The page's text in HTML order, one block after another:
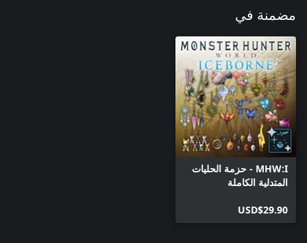
مضمنة في
MHW:I - حزمة الحليات
المتدلية الكاملة
USD$29.90